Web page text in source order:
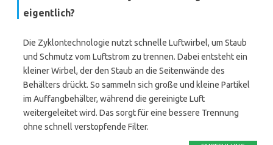
eigentlich?
Die Zyklontechnologie nutzt schnelle Luftwirbel, um Staub
und Schmutz vom Luftstrom zu trennen. Dabei entsteht ein
kleiner Wirbel, der den Staub an die Seitenwände des
Behälters drückt. So sammeln sich große und kleine Partikel
im Auffangbehälter, während die gereinigte Luft
weitergeleitet wird. Das sorgt für eine bessere Trennung
ohne schnell verstopfende Filter.